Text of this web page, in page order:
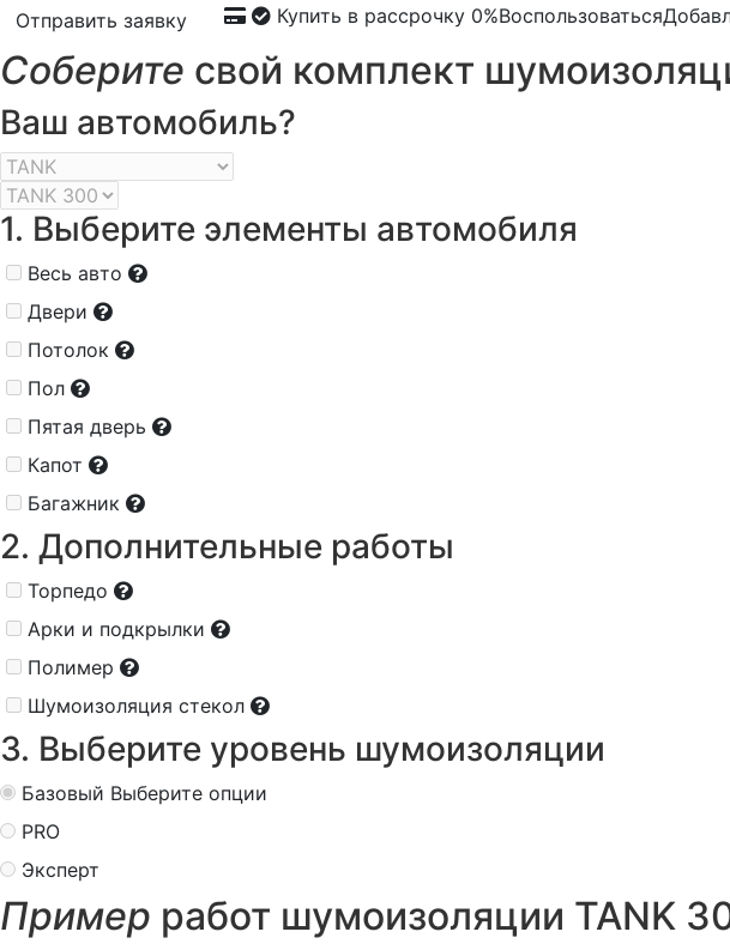
Отправить заявку
Купить в рассрочку 0%Воспользоваться
Соберите свой комплект
Ваш автомобиль?
1. Выберите элементы автомобиля
Весь авто
Двери
Потолок
Пол
Пятая дверь
Капот
Багажник
2. Дополнительные работы
Торпедо
Арки и подкрылки
Полимер
Шумоизоляция стекол
3. Выберите уровень шумоизоляции
Базовый Выберите опции
PRO
Эксперт
Пример работ шумоизоляции TANK